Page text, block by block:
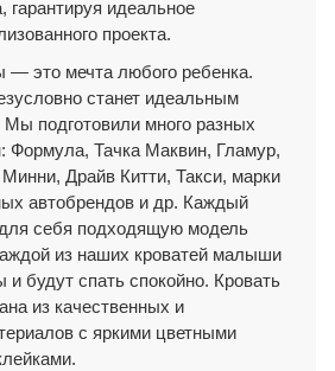
гарантируя идеальное
проекта.
— это мечта любого ребенка.
станет идеальным
подготовили много разных
Формула, Тачка Маквин, Гламур,
Драйв Китти, Такси, марки
автобрендов и др. Каждый
себя подходящую модель
из наших кроватей малыши
и будут спать спокойно. Кровать
из качественных и
с яркими цветными